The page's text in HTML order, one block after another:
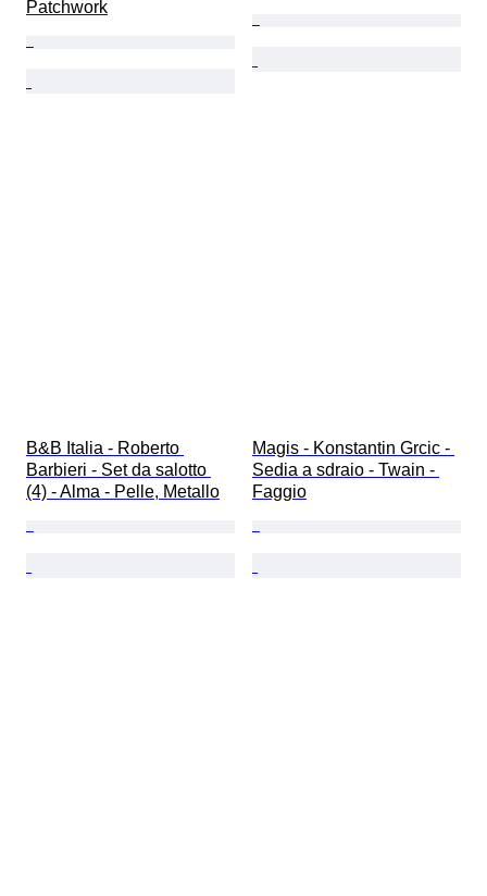
Patchwork
B&B Italia - Roberto
Barbieri - Set da salotto
(4) - Alma - Pelle, Metallo
Magis - Konstantin Grcic -
Sedia a sdraio - Twain -
Faggio